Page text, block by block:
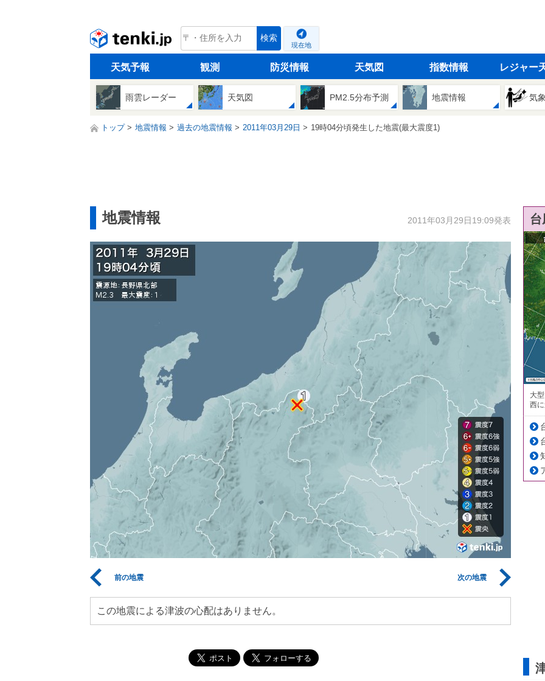
tenki.jp 検索
現在地
天気予報 観測 防災情報 天気図 指数情報 レジャー
雨雲レーダー 天気図 PM2.5分布予測 地震情報 気
トップ 地震情報 過去の地震情報 2011年03月29日 19時04分頃発生した地震(最大震度1)
地震情報 2011年03月29日19:09発表
前の地震 次の地震
この地震による津波の心配はありません。
大
西